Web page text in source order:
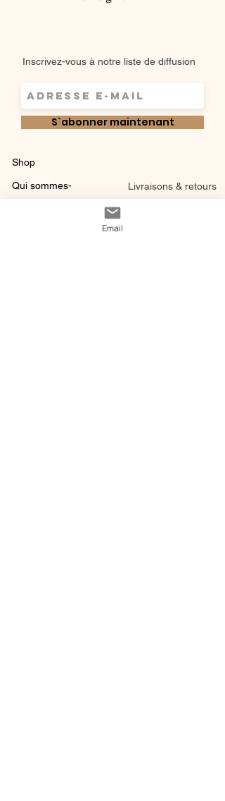
Inscrivez-vous à notre liste de diffusion
S`abonner maintenant
Shop
Qui sommes-
instagram
Livraisons & retours
Email